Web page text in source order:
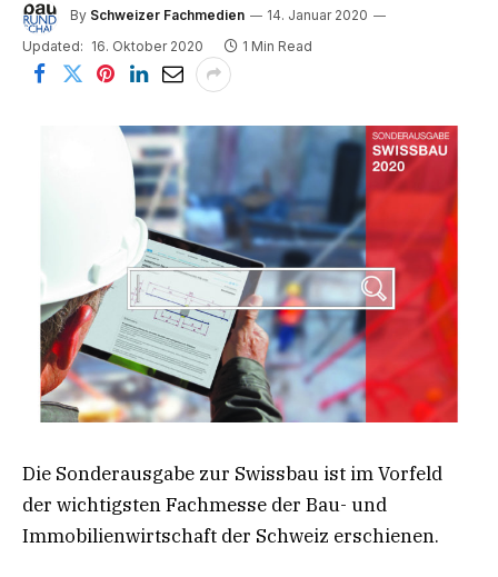
By Schweizer Fachmedien
14. Januar 2020
Updated: 16. Oktober 2020 1 Min Read
Die Sonderausgabe zur Swissbau ist im Vorfeld
der wichtigsten Fachmesse der Bau- und
Immobilienwirtschaft der Schweiz erschienen.